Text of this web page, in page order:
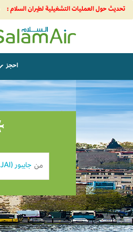
تحديث حول العمليات التشغيلية لطيران السلام :
SalamAir
احجز
من